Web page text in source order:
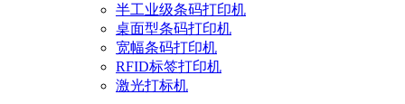
半工业级条码打印机
桌面型条码打印机
宽幅条码打印机
RFID标签打印机
激光打标机